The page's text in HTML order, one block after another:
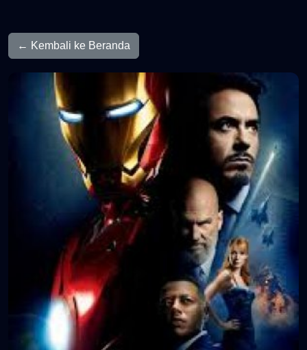
← Kembali ke Beranda